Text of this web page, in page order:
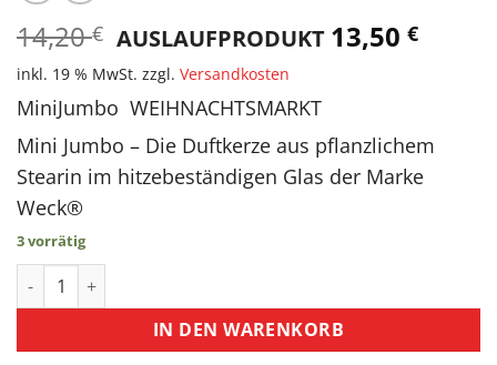
14,20€ Ursprünglicher
Preis
war:
14,20 €
AUSLAUFPRODUKT 13,50€
inkl. 19 % MwSt. zzgl. Versandkosten
MiniJumbo WEIHNACHTSMARKT
Mini Jumbo – Die Duftkerze aus pflanzlichem
Stearin im hitzebeständigen Glas der Marke
Weck®
3 vorrätig
WEIHNACHTSMARKT - Die Duftkerze im Glas der Marke
IN DEN WARENKORB